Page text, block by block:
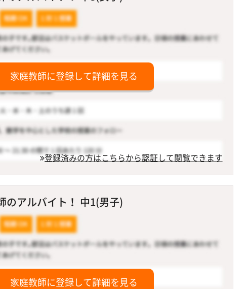
家庭教師に登録して詳細を見る
登録済みの方はこちらから認証して閲覧できます
のアルバイト！ 中1(男子)
家庭教師に登録して詳細を見る